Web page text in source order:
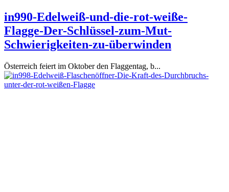
in990-Edelweiß-und-die-rot-weiße-
Flagge-Der-Schlüssel-zum-Mut-
Schwierigkeiten-zu-überwinden
Österreich feiert im Oktober den Flaggentag, b...